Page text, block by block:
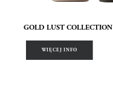
GOLD LUST COLLECTION
WIĘCEJ INFO